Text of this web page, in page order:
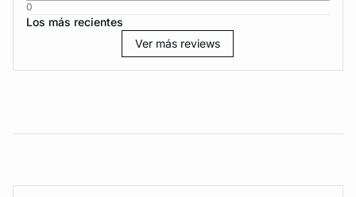
0
Los más recientes
Ver más reviews